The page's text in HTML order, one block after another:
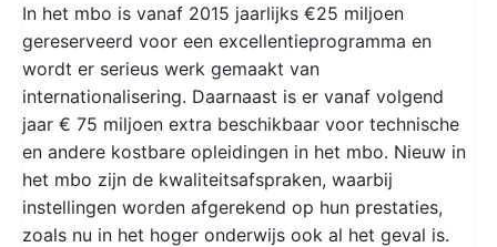
In het mbo is vanaf 2015 jaarlijks €25 miljoen
gereserveerd voor een excellentieprogramma en
wordt er serieus werk gemaakt van
internationalisering. Daarnaast is er vanaf volgend
jaar € 75 miljoen extra beschikbaar voor technische
en andere kostbare opleidingen in het mbo. Nieuw in
het mbo zijn de kwaliteitsafspraken, waarbij
instellingen worden afgerekend op hun prestaties,
zoals nu in het hoger onderwijs ook al het geval is.